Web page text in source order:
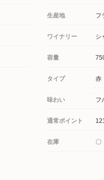
生産地 フ
ワイナリー シ
容量
タイプ 赤
味わい フ
通常ポイント
在庫 〇